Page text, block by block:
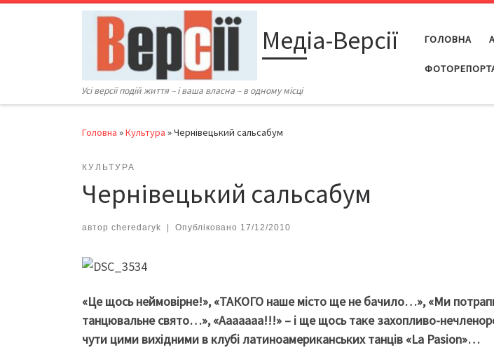
Перейти до вмісту
Медіа-Версії
Усі версії подій життя – і ваша власна – в одному місці
ГОЛОВНА
Головна »Культура »Чернівецький сальсабум
КУЛЬТУРА
Чернівецький сальсабум
автор cheredaryk Опубліковано 17/12/2010
«Це щось неймовірне!», «ТАКОГО наше місто ще не бачило…», «Ми
танцювальне свято…», «Ааааааа!!!» – і ще щось таке захопливо-
чути цими вихідними в клубі латиноамериканських танців «La Pasion»…